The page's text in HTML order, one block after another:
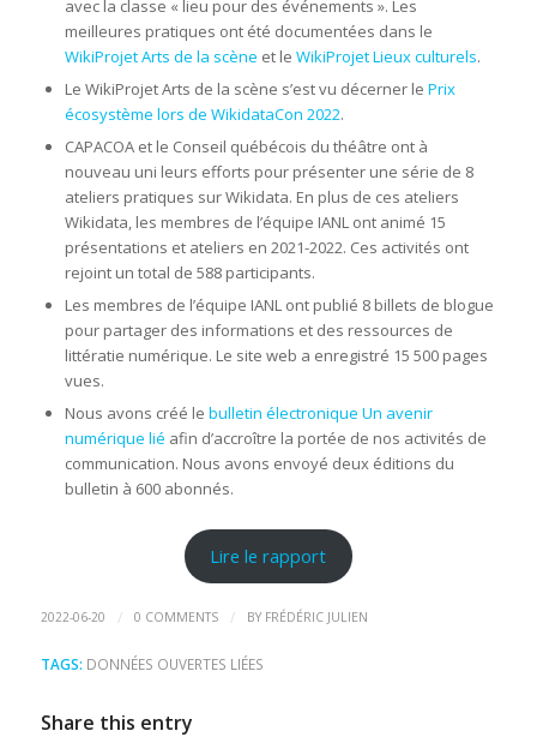
avec la classe « lieu pour des événements ». Les
meilleures pratiques ont été documentées dans le
WikiProjet Arts de la scène et le WikiProjet Lieux culturels.
Le WikiProjet Arts de la scène s’est vu décerner le Prix
écosystème lors de WikidataCon 2022.
CAPACOA et le Conseil québécois du théâtre ont à
nouveau uni leurs efforts pour présenter une série de 8
ateliers pratiques sur Wikidata. En plus de ces ateliers
Wikidata, les membres de l’équipe IANL ont animé 15
présentations et ateliers en 2021-2022. Ces activités ont
rejoint un total de 588 participants.
Les membres de l’équipe IANL ont publié 8 billets de blogue
pour partager des informations et des ressources de
littératie numérique. Le site web a enregistré 15 500 pages
vues.
Nous avons créé le bulletin électronique Un avenir
numérique lié afin d’accroître la portée de nos activités de
communication. Nous avons envoyé deux éditions du
bulletin à 600 abonnés.
Lire le rapport
2022-06-20 / 0 COMMENTS / BY FRÉDÉRIC JULIEN
TAGS: DONNÉES OUVERTES LIÉES
Share this entry